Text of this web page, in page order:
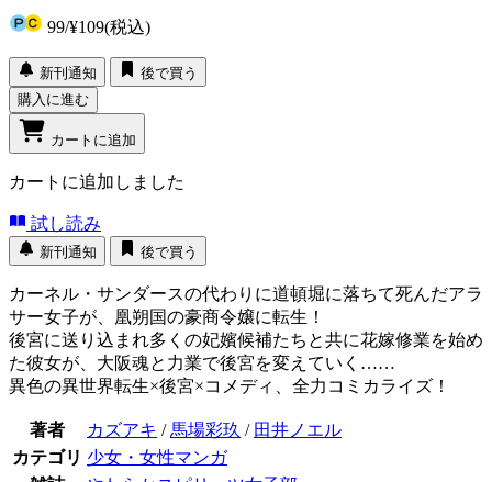
99/¥109(税込)
新刊通知
後で買う
購入に進む
カートに追加
カートに追加しました
試し読み
新刊通知 後で買う
カーネル・サンダースの代わりに道頓堀に落ちて死んだアラ
サー女子が、凰朔国の豪商令嬢に転生！
後宮に送り込まれ多くの妃嬪候補たちと共に花嫁修業を始め
た彼女が、大阪魂と力業で後宮を変えていく……
異色の異世界転生×後宮×コメディ、全力コミカライズ！
著者 カズアキ / 馬場彩玖 / 田井ノエル
カテゴリ 少女・女性マンガ